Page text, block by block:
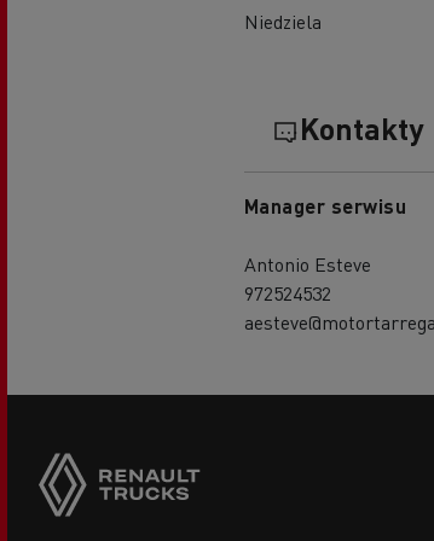
Niedziela
Kontakty
Manager serwisu
Antonio Esteve
972524532